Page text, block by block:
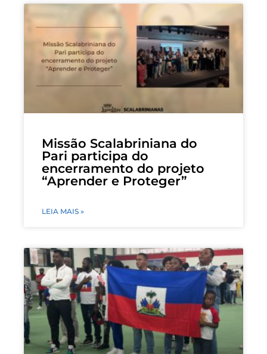
Missão Scalabriniana do
Pari participa do
encerramento do projeto
“Aprender e Proteger”
LEIA MAIS »